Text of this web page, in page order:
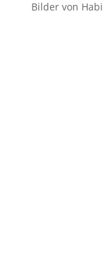
Bilder von Habi